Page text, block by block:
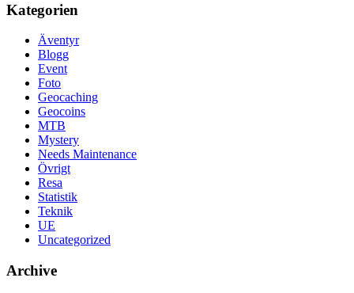
Kategorien
Äventyr
Blogg
Event
Foto
Geocaching
Geocoins
MTB
Mystery
Needs Maintenance
Övrigt
Resa
Statistik
Teknik
UE
Uncategorized
Archive